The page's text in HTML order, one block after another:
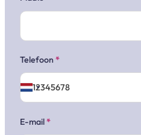
Telefoon *
E-mail*